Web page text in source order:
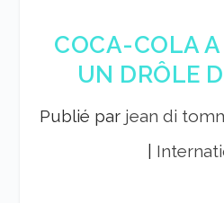
COCA-COLA
UN DRÔLE
Publié par jean di